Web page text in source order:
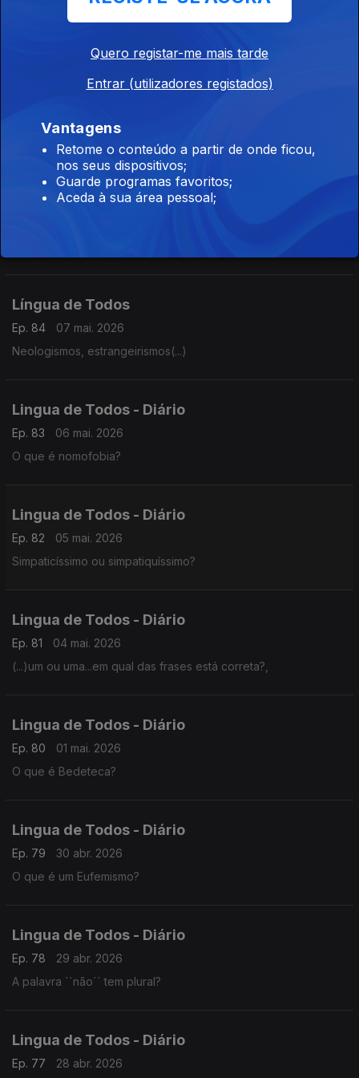
Lingua de Todos - Diário
Diferença entre adesão e aderência.
Lingua de Todos - Diário
Língua de Todos
Ep. 84
07 mai. 2026
Neologismos, estrangeirismos(...)
Lingua de Todos - Diário
Ep. 83
06 mai. 2026
O que é nomofobia?
Lingua de Todos - Diário
Ep. 82
05 mai. 2026
Simpaticíssimo ou simpatiquíssimo?
Lingua de Todos - Diário
Ep. 81
04 mai. 2026
(...)um ou uma...em qual das frases está correta?,
Lingua de Todos - Diário
Ep. 80
01 mai. 2026
O que é Bedeteca?
Lingua de Todos - Diário
Ep. 79
30 abr. 2026
O que é um Eufemismo?
Lingua de Todos - Diário
Ep. 78
29 abr. 2026
A palavra ``não´´ tem plural?
Lingua de Todos - Diário
Ep. 77 28 abr. 2026
Quero registar-me mais tarde
Entrar (utilizadores registados)
Vantagens
Retome o conteúdo a partir de onde ficou,
nos seus dispositivos;
Guarde programas favoritos;
Aceda à sua área pessoal;